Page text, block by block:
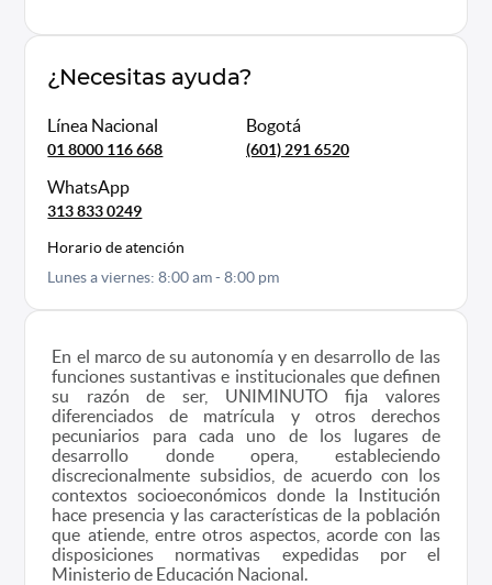
¿Necesitas ayuda?
Línea Nacional
01 8000 116 668
Bogotá
(601) 291 6520
WhatsApp
313 833 0249
Horario de atención
Lunes a viernes: 8:00 am - 8:00 pm
En el marco de su autonomía y en desarrollo de las
funciones sustantivas e institucionales que definen
su razón de ser, UNIMINUTO fija valores
diferenciados de matrícula y otros derechos
pecuniarios para cada uno de los lugares de
desarrollo donde opera, estableciendo
discrecionalmente subsidios, de acuerdo con los
contextos socioeconómicos donde la Institución
hace presencia y las características de la población
que atiende, entre otros aspectos, acorde con las
disposiciones normativas expedidas por el
Ministerio de Educación Nacional.